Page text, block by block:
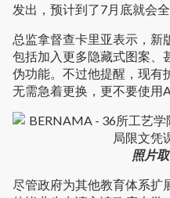
发出，预计到了7月底就会全
总监拿督查卡里亚表示，新
包括加入更多隐藏式图案、
伪功能。不过他提醒，现有
无需急着更换，更不要使用
照片
尽管政府为其他教育体系扩